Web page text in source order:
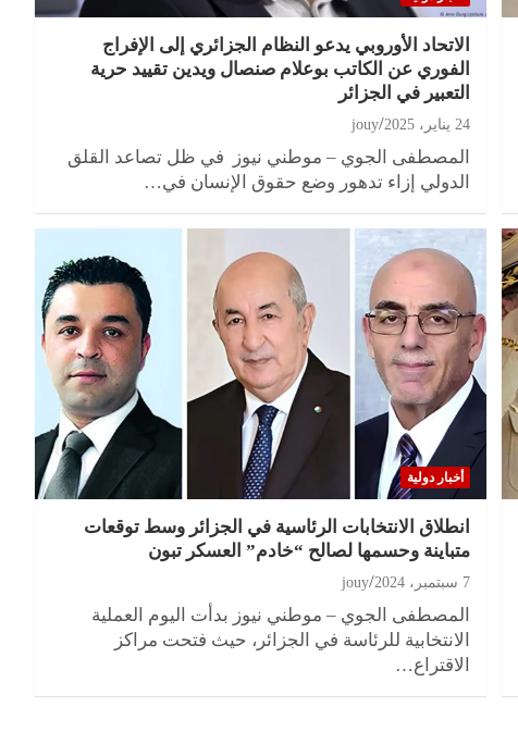
الاتحاد الأوروبي يدعو النظام الجزائري إلى الإفراج
الفوري عن الكاتب بوعلام صنصال ويدين تقييد حرية
التعبير في الجزائر
24 يناير، 2025 jouy
المصطفى الجوي – موطني نيوز في ظل تصاعد القلق
الدولي إزاء تدهور وضع حقوق الإنسان في…
أخبار دولية
انطلاق الانتخابات الرئاسية في الجزائر وسط توقعات
متباينة وحسمها لصالح “خادم” العسكر تبون
7 سبتمبر، 2024 jouy
المصطفى الجوي – موطني نيوز بدأت اليوم العملية
الانتخابية للرئاسة في الجزائر، حيث فتحت مراكز
الاقتراع…